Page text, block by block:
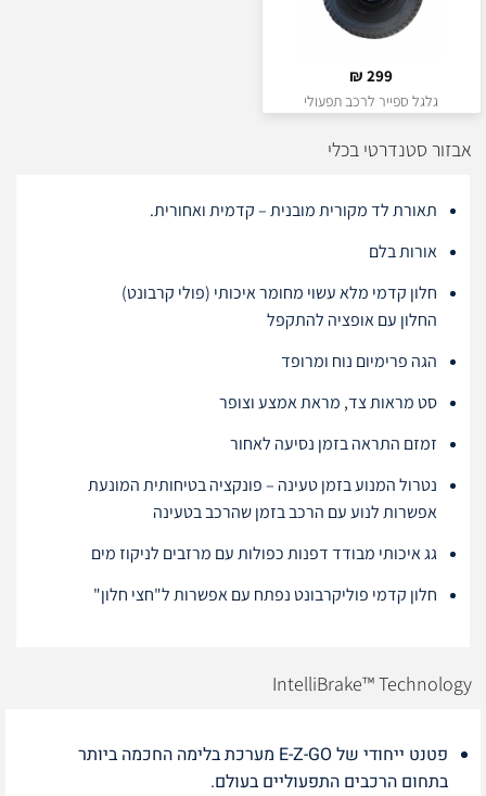
299
₪
גלגל ספייר לרכב תפעולי
אבזור סטנדרטי בכלי
תאורת לד מקורית מובנית – קדמית ואחורית.
אורות בלם
חלון קדמי מלא עשוי מחומר איכותי (פולי קרבונט)
החלון עם אופציה להתקפל
הגה פרימיום נוח ומרופד
סט מראות צד, מראת אמצע וצופר
זמזם התראה בזמן נסיעה לאחור
נטרול המנוע בזמן טעינה – פונקציה בטיחותית המונעת
אפשרות לנוע עם הרכב בזמן שהרכב בטעינה
גג איכותי מבודד דפנות כפולות עם מרזבים לניקוז מים
חלון קדמי פוליקרבונט נפתח עם אפשרות ל"חצי חלון"
IntelliBrake™ Technology
פטנט ייחודי של E-Z-GO מערכת בלימה החכמה ביותר
בתחום הרכבים התפעוליים בעולם.